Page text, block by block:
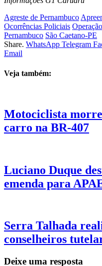
Agreste de Pernambuco
Ocorrências Policiais
Pernambuco São Caetano-PE
Share. WhatsApp Telegram
Email
Veja também:
Motociclista
carro na BR-407
Luciano Duque
emenda para
Serra Talhada
conselheiros
Deixe uma resposta